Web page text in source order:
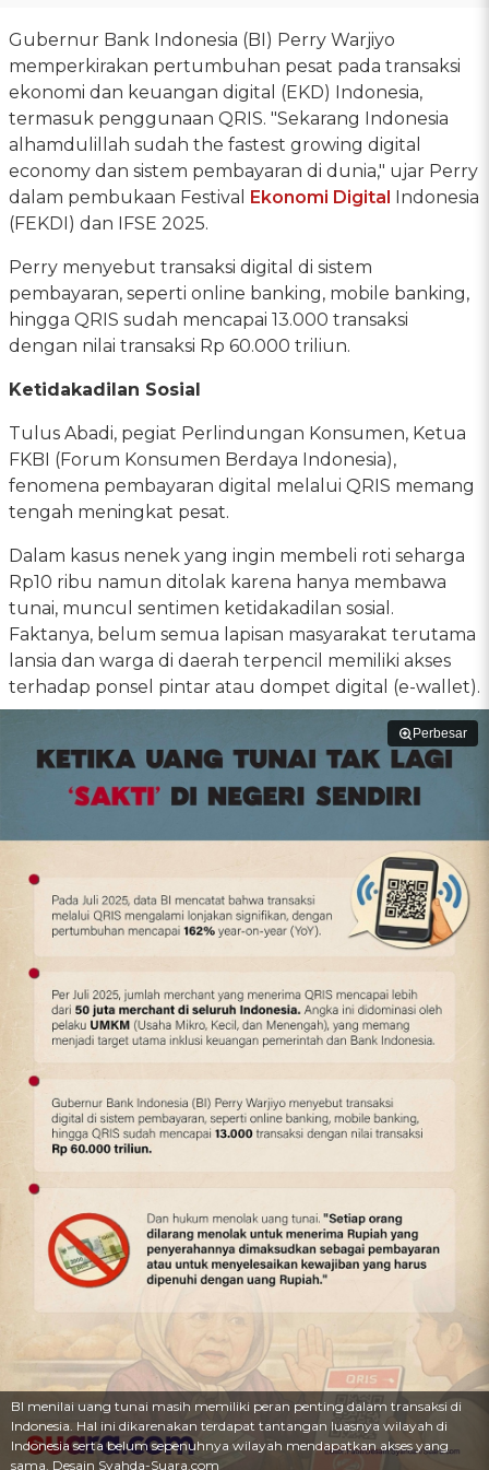
Gubernur Bank Indonesia (BI) Perry Warjiyo
memperkirakan pertumbuhan pesat pada transaksi
ekonomi dan keuangan digital (EKD) Indonesia,
termasuk penggunaan QRIS. "Sekarang Indonesia
alhamdulillah sudah the fastest growing digital
economy dan sistem pembayaran di dunia," ujar Perry
dalam pembukaan Festival
Ekonomi Digital
Indonesia
(FEKDI) dan IFSE 2025.
Perry menyebut transaksi digital di sistem
pembayaran, seperti online banking, mobile banking,
hingga QRIS sudah mencapai 13.000 transaksi
dengan nilai transaksi Rp 60.000 triliun.
Ketidakadilan Sosial
Tulus Abadi, pegiat Perlindungan Konsumen, Ketua
FKBI (Forum Konsumen Berdaya Indonesia),
fenomena pembayaran digital melalui QRIS memang
tengah meningkat pesat.
Dalam kasus nenek yang ingin membeli roti seharga
Rp10 ribu namun ditolak karena hanya membawa
tunai, muncul sentimen ketidakadilan sosial.
Faktanya, belum semua lapisan masyarakat terutama
lansia dan warga di daerah terpencil memiliki akses
terhadap ponsel pintar atau dompet digital (e-wallet).
Perbesar
BI menilai uang tunai masih memiliki peran penting dalam transaksi di
Indonesia. Hal ini dikarenakan terdapat tantangan luasnya wilayah di
Indonesia serta belum sepenuhnya wilayah mendapatkan akses yang
sama. Desain Syahda-Suara.com